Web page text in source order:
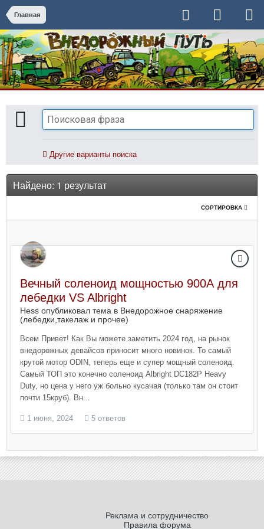
Главная
Другие варианты поиска
Найдено: 1 результат
СОРТИРОВКА
Вечный соленоид мощностью 900А для
лебедки VS Albright
Hess опубликовал тема в Внедорожное снаряжение
(лебедки,такелаж и прочее)
Всем Привет! Как Вы можете заметить 2024 год, на рынок
внедорожных девайсов приносит много новинок. То самый
крутой мотор ODIN, теперь еще и супер мощный соленоид.
Самый ТОП это конечно соленоид Albright DC182P Heavy
Duty, но цена у него уж больно кусачая (только там он стоит
почти 15круб). Вн...
1 июня, 2024 5 ответов
Реклама и сотрудничество
Правила форума